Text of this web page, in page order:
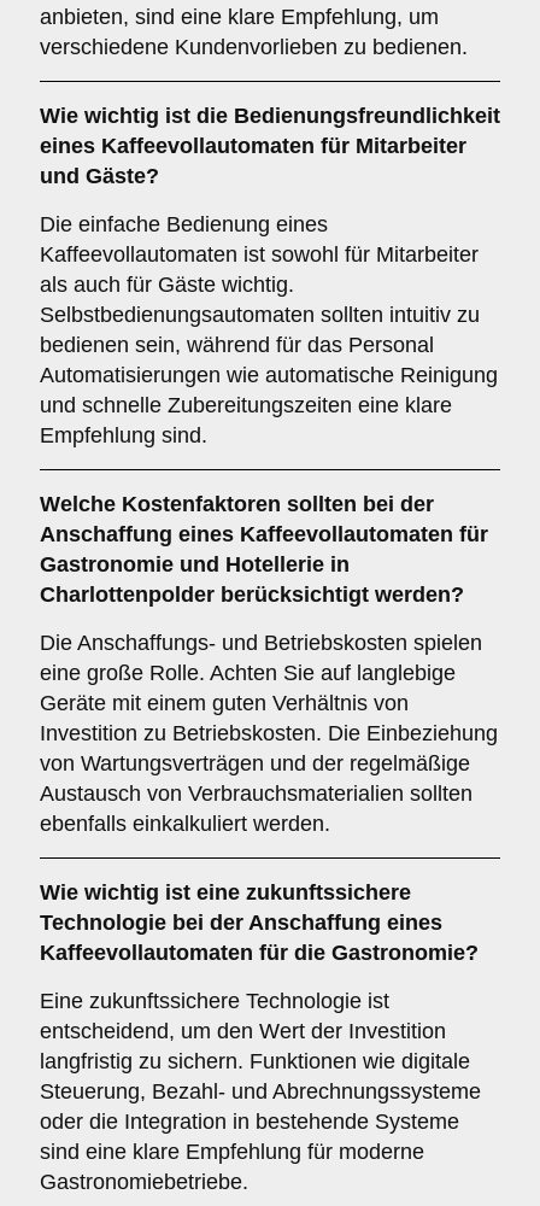
anbieten, sind eine klare Empfehlung, um
verschiedene Kundenvorlieben zu bedienen.
Wie wichtig ist die Bedienungsfreundlichkeit
eines Kaffeevollautomaten für Mitarbeiter
und Gäste?
Die einfache Bedienung eines
Kaffeevollautomaten ist sowohl für Mitarbeiter
als auch für Gäste wichtig.
Selbstbedienungsautomaten sollten intuitiv zu
bedienen sein, während für das Personal
Automatisierungen wie automatische Reinigung
und schnelle Zubereitungszeiten eine klare
Empfehlung sind.
Welche Kostenfaktoren sollten bei der
Anschaffung eines Kaffeevollautomaten für
Gastronomie und Hotellerie in
Charlottenpolder berücksichtigt werden?
Die Anschaffungs- und Betriebskosten spielen
eine große Rolle. Achten Sie auf langlebige
Geräte mit einem guten Verhältnis von
Investition zu Betriebskosten. Die Einbeziehung
von Wartungsverträgen und der regelmäßige
Austausch von Verbrauchsmaterialien sollten
ebenfalls einkalkuliert werden.
Wie wichtig ist eine zukunftssichere
Technologie bei der Anschaffung eines
Kaffeevollautomaten für die Gastronomie?
Eine zukunftssichere Technologie ist
entscheidend, um den Wert der Investition
langfristig zu sichern. Funktionen wie digitale
Steuerung, Bezahl- und Abrechnungssysteme
oder die Integration in bestehende Systeme
sind eine klare Empfehlung für moderne
Gastronomiebetriebe.